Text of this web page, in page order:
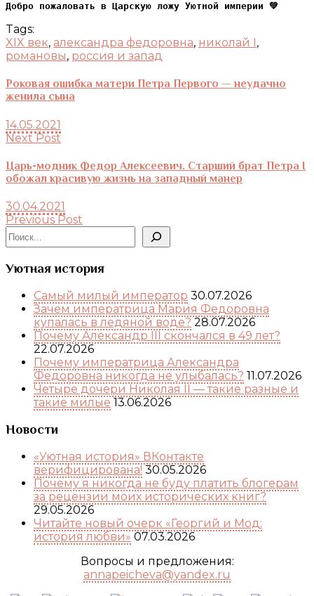
Добро пожаловать в Царскую ложу Уютной империи 💚
Tags:
XIX век, александра федоровна, николай I,
романовы, россия и запад
Роковая ошибка матери Петра Первого — неудачно
женила сына
14.05.2021
Next Post
Царь-модник Федор Алексеевич. Старший брат Петра I
обожал красивую жизнь на западный манер
30.04.2021
Previous Post
Поиск
Уютная история
Самый милый император 30.07.2026
Зачем императрица Мария Федоровна
купалась в ледяной воде? 28.07.2026
Почему Александр III скончался в 49 лет?
22.07.2026
Почему императрица Александра
Федоровна никогда не улыбалась? 11.07.2026
Четыре дочери Николая II — такие разные и
такие милые 13.06.2026
Новости
«Уютная история» ВКонтакте
верифицирована! 30.05.2026
Почему я никогда не буду платить блогерам
за рецензии моих исторических книг?
29.05.2026
Читайте новый очерк «Георгий и Мод:
история любви» 07.03.2026
Вопросы и предложения:
annapeicheva@yandex.ru